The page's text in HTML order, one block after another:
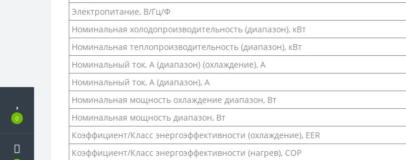
0
Электропитание, В/Гц/Ф
Номинальная холодопроизводительность (диапазон), кВт
Номинальная теплопроизводительность (диапазон), кВт
Номинальный ток, А (диапазон) (охлаждение), А
Номинальный ток, А (диапазон), А
Номинальная мощность охлаждение диапазон, Вт
Номинальная мощность диапазон, Вт
Коэффициент/Класс энергоэффективности (охлаждение), EER
Коэффициент/Класс энергоэффективности (нагрев), COP